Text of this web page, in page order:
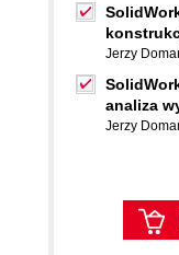
Jerzy
analiza
Jerzy